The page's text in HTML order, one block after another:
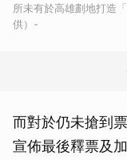
所未有於高雄劃地打造
供）-
而對於仍未搶到
宣佈最後釋票及